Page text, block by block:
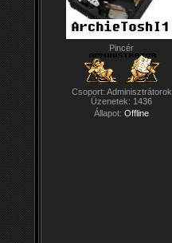
Pincér
Csoport: Adminisztrátorok
Üzenetek: 1436
Állapot: Offline